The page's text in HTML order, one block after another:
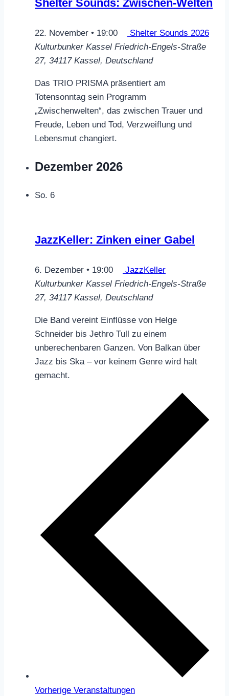
Shelter Sounds: Zwischen-Welten
22. November • 19:00
Shelter Sounds 2026
Kulturbunker Kassel Friedrich-Engels-Straße
27, 34117 Kassel, Deutschland
Das TRIO PRISMA präsentiert am
Totensonntag sein Programm
„Zwischenwelten“, das zwischen Trauer und
Freude, Leben und Tod, Verzweiflung und
Lebensmut changiert.
Dezember 2026
So. 6
JazzKeller: Zinken einer Gabel
6. Dezember • 19:00
JazzKeller
Kulturbunker Kassel Friedrich-Engels-Straße
27, 34117 Kassel, Deutschland
Die Band vereint Einflüsse von Helge
Schneider bis Jethro Tull zu einem
unberechenbaren Ganzen. Von Balkan über
Jazz bis Ska – vor keinem Genre wird halt
gemacht.
Vorherige Veranstaltungen